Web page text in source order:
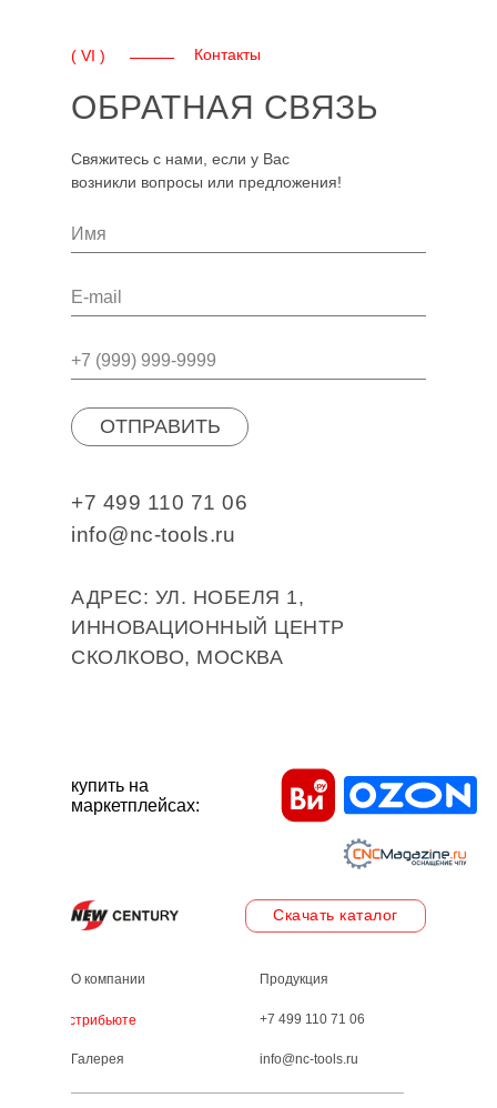
ОБРАТНАЯ СВЯЗЬ
Свяжитесь с нами, если у Вас
возникли вопросы или предложения!
+7 499 110 71 06
info@nc-tools.ru
АДРЕС: УЛ. НОБЕЛЯ 1,
ИННОВАЦИОННЫЙ ЦЕНТР
СКОЛКОВО, МОСКВА
ОТПРАВИТЬ
( VI ) Контакты
+7 499 110 71 06
info@nc-tools.ru
Скачать каталог
О компании Продукция
Галерея
Дистрибьютеры
купить на
маркетплейсах: